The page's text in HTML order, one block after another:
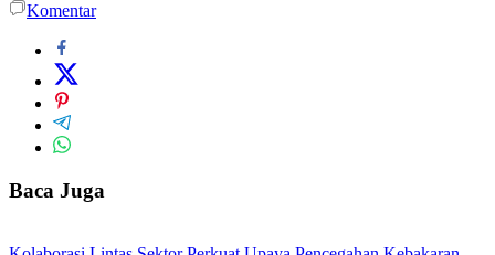
Komentar
Baca Juga